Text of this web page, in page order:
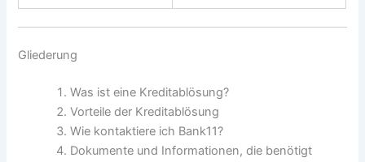
Gliederung
Was ist eine Kreditablösung?
Vorteile der Kreditablösung
Wie kontaktiere ich Bank11?
Dokumente und Informationen, die benötigt